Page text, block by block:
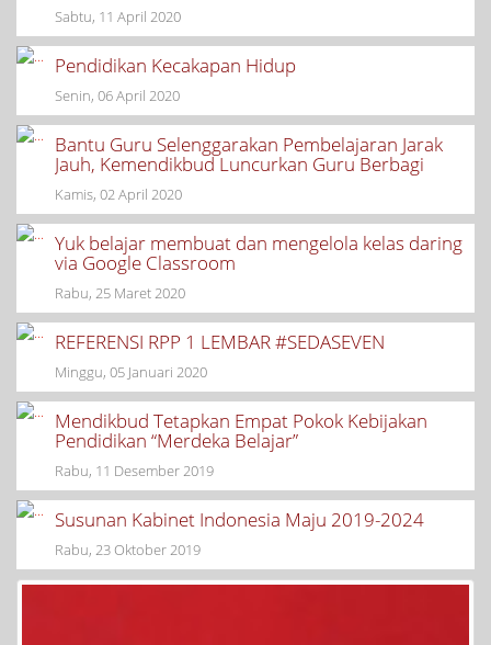
Sabtu, 11 April 2020
Pendidikan Kecakapan Hidup
Senin, 06 April 2020
Bantu Guru Selenggarakan Pembelajaran Jarak
Jauh, Kemendikbud Luncurkan Guru Berbagi
Kamis, 02 April 2020
Yuk belajar membuat dan mengelola kelas daring
via Google Classroom
Rabu, 25 Maret 2020
REFERENSI RPP 1 LEMBAR #SEDASEVEN
Minggu, 05 Januari 2020
Mendikbud Tetapkan Empat Pokok Kebijakan
Pendidikan “Merdeka Belajar”
Rabu, 11 Desember 2019
Susunan Kabinet Indonesia Maju 2019-2024
Rabu, 23 Oktober 2019